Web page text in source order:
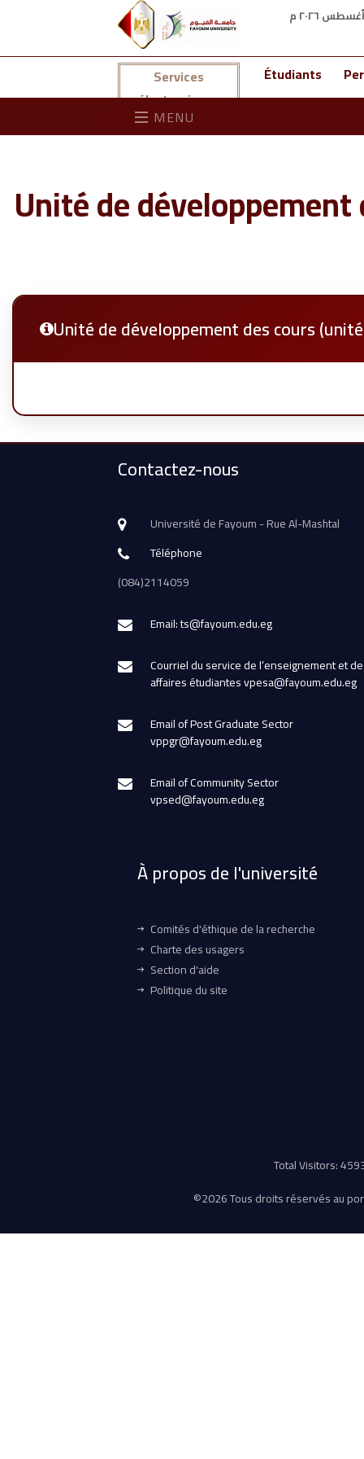
Services
électroniques
Étudiants
MENU
Unité de
Unité de développement des cours
Contactez-nous
Université de Fayoum - Rue Al-Mashtal
Téléphone
(084)2114059
Email: ts@fayoum.edu.eg
Courriel du service de l’enseignement et
affaires étudiantes vpesa@fayoum.edu.eg
Email of Post Graduate Sector
vppgr@fayoum.edu.eg
Email of Community Sector
vpsed@fayoum.edu.eg
À propos de l'université
Comités d'éthique de la recherche
Charte des usagers
Section d'aide
Politique du site
Total Visitors:
©2026 Tous droits réservés au